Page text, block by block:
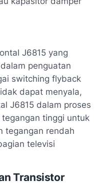
J6815 yang
penguatan
switching flyback
dapat menyala,
J6815 dalam proses
tinggi untuk
tegangan rendah
televisi
Transistor